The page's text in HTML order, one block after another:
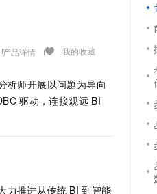
产品详情 我的收藏
析师开展以问题为导向
驱动，连接观远 BI
力推进从传统 BI 到智能
1.1-T2V
Fun-
全托管，含MySQL、PostgreSQL、SQL Server、MariaDB多引擎
能体编程平台
数字证
实现全
短信服务
大数据
V4-Pro
专属 QwenPaw HOT
从聊天伙伴进化为能主动干活的本地数字员工
输入一
一键部
一键购
漫剧工
10 分
创作，一键激活电商全链路生产力
生成，高效打造优质广告素材
先锋实
飞天发
所见，
AI 实训
创新加
上云场
覆盖
公司注册
上云迁移
伙伴信
更多
合作伙
查询合
登录合
我要
我要投诉
校园招聘